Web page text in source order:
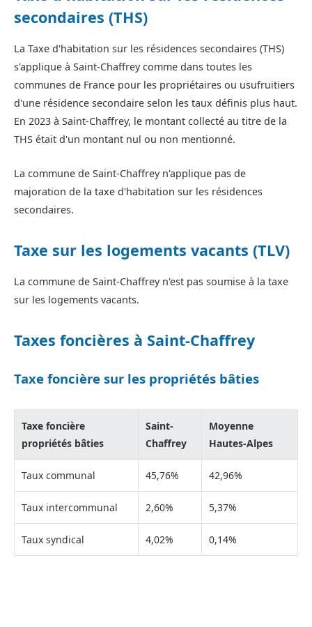
secondaires (THS)
La Taxe d'habitation sur les résidences secondaires (THS)
s'applique à Saint-Chaffrey comme dans toutes les
communes de France pour les propriétaires ou usufruitiers
d'une résidence secondaire selon les taux définis plus haut.
En 2023 à Saint-Chaffrey, le montant collecté au titre de la
THS était d'un montant nul ou non mentionné.
La commune de Saint-Chaffrey n'applique pas de
majoration de la taxe d'habitation sur les résidences
secondaires.
Taxe sur les logements vacants (TLV)
La commune de Saint-Chaffrey n'est pas soumise à la taxe
sur les logements vacants.
Taxes foncières à Saint-Chaffrey
Taxe foncière sur les propriétés bâties
Taxe foncière
propriétés bâties
Saint-
Chaffrey
Moyenne
Hautes-Alpes
Taux communal 45,76% 42,96%
Taux intercommunal 2,60% 5,37%
Taux syndical 4,02% 0,14%